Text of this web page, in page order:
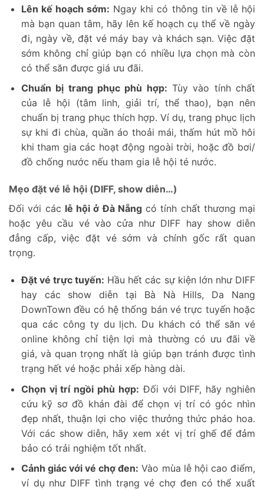
Lên kế hoạch sớm: Ngay khi có thông tin về lễ hội
mà bạn quan tâm, hãy lên kế hoạch cụ thể về ngày
đi, ngày về, đặt vé máy bay và khách sạn. Việc đặt
sớm không chỉ giúp bạn có nhiều lựa chọn mà còn
có thể săn được giá ưu đãi.
Chuẩn bị trang phục phù hợp: Tùy vào tính chất
của lễ hội (tâm linh, giải trí, thể thao), bạn nên
chuẩn bị trang phục thích hợp. Ví dụ, trang phục lịch
sự khi đi chùa, quần áo thoải mái, thấm hút mồ hôi
khi tham gia các hoạt động ngoài trời, hoặc đồ bơi/
đồ chống nước nếu tham gia lễ hội té nước.
Mẹo đặt vé lễ hội (DIFF, show diễn…)
Đối với các lễ hội ở Đà Nẵngcó tính chất thương mại
hoặc yêu cầu vé vào cửa như DIFF hay show diễn
đẳng cấp, việc đặt vé sớm và chính gốc rất quan
trọng.
Đặt vé trực tuyến: Hầu hết các sự kiện lớn như DIFF
hay các show diễn tại Bà Nà Hills, Da Nang
DownTown đều có hệ thống bán vé trực tuyến hoặc
qua các công ty du lịch. Du khách có thể săn vé
online không chỉ tiện lợi mà thường có ưu đãi về
giá, và quan trọng nhất là giúp bạn tránh được tình
trạng hết vé hoặc phải xếp hàng dài.
Chọn vị trí ngồi phù hợp: Đối với DIFF, hãy nghiên
cứu kỹ sơ đồ khán đài để chọn vị trí có góc nhìn
đẹp nhất, thuận lợi cho việc thưởng thức pháo hoa.
Với các show diễn, hãy xem xét vị trí ghế để đảm
bảo có trải nghiệm tốt nhất.
Cảnh giác với vé chợ đen: Vào mùa lễ hội cao điểm,
ví dụ như DIFF tình trạng vé chợ đen có thể xuất